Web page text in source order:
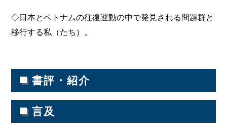
◇日本とベトナムの往復運動の中で発見される問題群と
移行する私（たち）。
■ 書評・紹介
■ 言及